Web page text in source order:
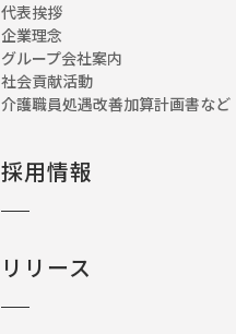
代表挨拶
企業理念
グループ会社案内
社会貢献活動
介護職員処遇改善加算計画書など
採用情報
リリース